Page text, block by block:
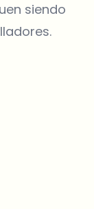
siendo